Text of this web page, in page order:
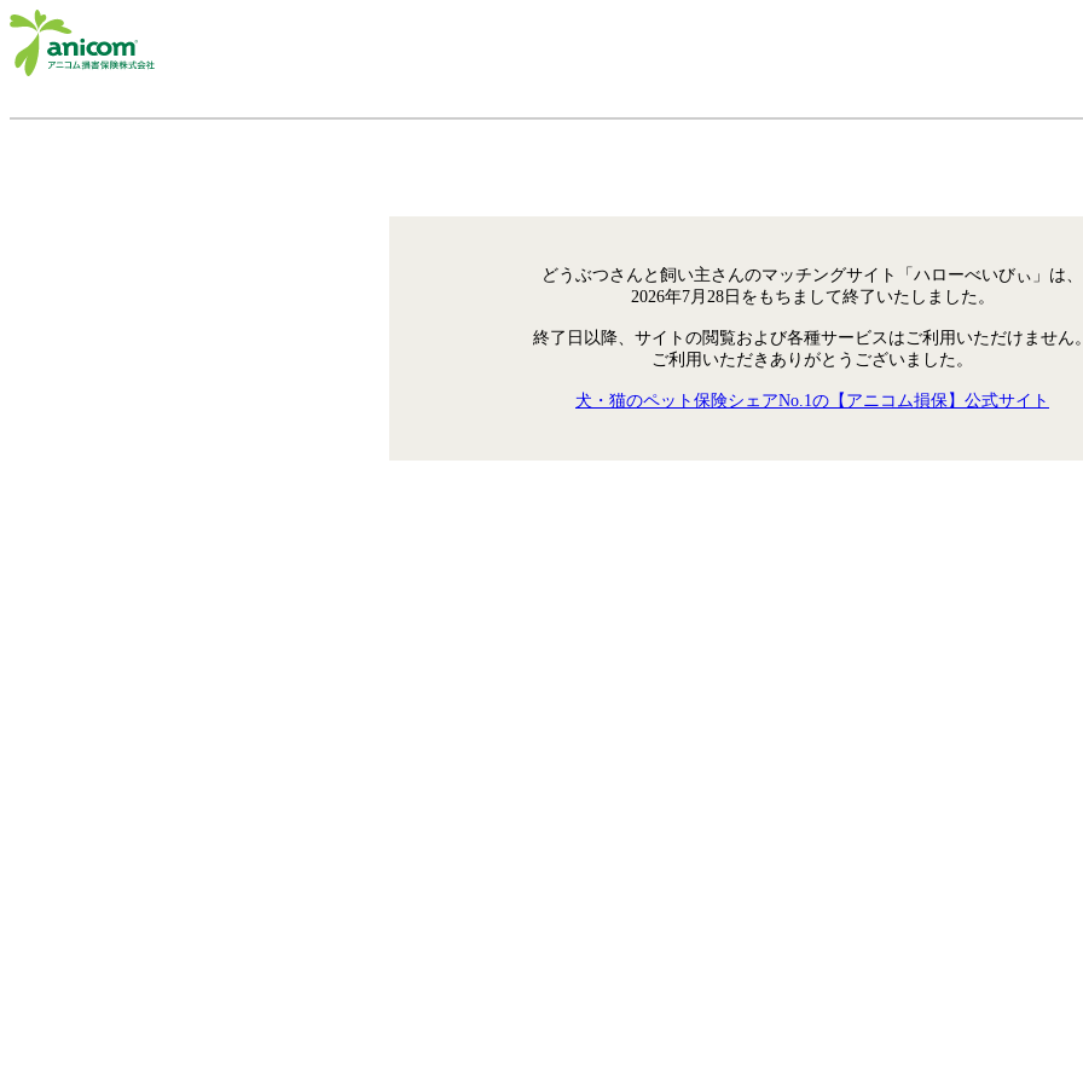
どうぶつさんと飼い主さんのマッチングサイト「ハローべいびぃ」は、
2026年7月28日をもちまして終了いたしました。
終了日以降、サイトの閲覧および各種サービスはご利用いただけません
ご利用いただきありがとうございました。
犬・猫のペット保険シェアNo.1の【アニコム損保】公式サイト